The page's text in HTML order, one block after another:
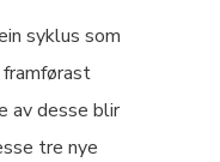
syklus som
av desse blir
tre nye